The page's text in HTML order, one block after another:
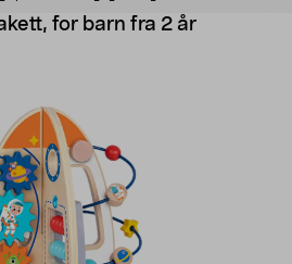
for barn fra 2 år